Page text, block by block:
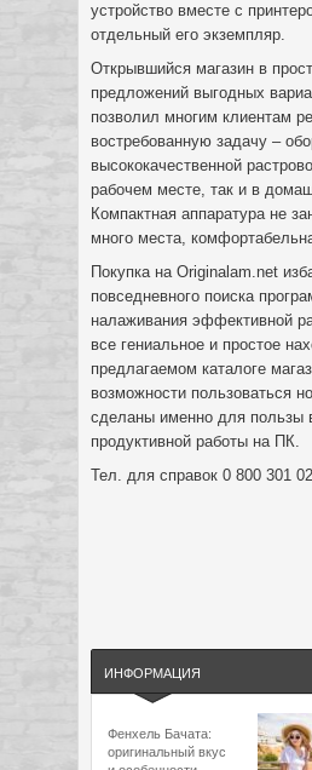
устройство вместе с
отдельный его экземпляр.
Открывшийся магазин в
предложений выгодных
позволил многим клиентам
востребованную задачу –
высококачественной
рабочем месте, так и в
Компактная аппаратура не
много места,
Покупка на Оriginalam.net
повседневного поиска
налаживания эффективной
все гениальное и простое
предлагаемом каталоге
возможности пользоваться
сделаны именно для пользы
продуктивной работы на ПК.
Тел. для справок 0 800 301
ИНФОРМАЦИЯ
Фенхель Бачата:
оригинальный вкус